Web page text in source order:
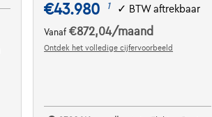
€43.980 1 ✓ BTW aftrekbaar
Vanaf€872,04/maand
Ontdek het volledige cijfervoorbeeld